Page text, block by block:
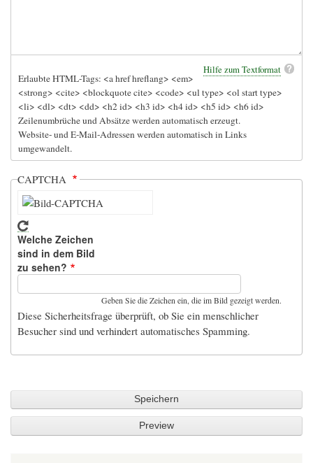
Hilfe zum Textformat
Erlaubte HTML-Tags: <a href hreflang> <em>
<strong> <cite> <blockquote cite> <code> <ul type> <ol start type>
<li> <dl> <dt> <dd> <h2 id> <h3 id> <h4 id> <h5 id> <h6 id>
Zeilenumbrüche und Absätze werden automatisch erzeugt.
Website- und E-Mail-Adressen werden automatisch in Links
umgewandelt.
CAPTCHA
Welche Zeichen
sind in dem Bild
zu sehen?
Geben Sie die Zeichen ein, die im Bild gezeigt werden.
Diese Sicherheitsfrage überprüft, ob Sie ein menschlicher
Besucher sind und verhindert automatisches Spamming.